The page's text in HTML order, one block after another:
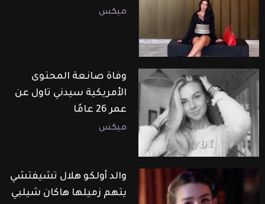
ميكس
وفاة صانعة المحتوى
الأمريكية سيدني تاول عن
عمر 26 عامًا
ميكس
والد أولكو هلال تشيفتشي
يتهم زميلها هاكان شيلبي